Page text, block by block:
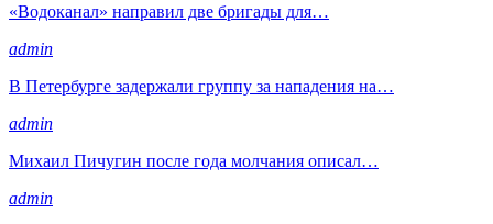
«Водоканал» направил две бригады для…
admin
В Петербурге задержали группу за нападения на…
admin
Михаил Пичугин после года молчания описал…
admin